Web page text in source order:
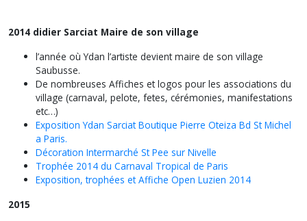
2014 didier Sarciat Maire de son village
l’année où Ydan l’artiste devient maire de son village
Saubusse.
De nombreuses Affiches et logos pour les associations du
village (carnaval, pelote, fetes, cérémonies, manifestations
etc…)
Exposition Ydan Sarciat Boutique Pierre Oteiza Bd St Michel
a Paris.
Décoration Intermarché St Pee sur Nivelle
Trophée 2014 du Carnaval Tropical de Paris
Exposition, trophées et Affiche Open Luzien 2014
2015